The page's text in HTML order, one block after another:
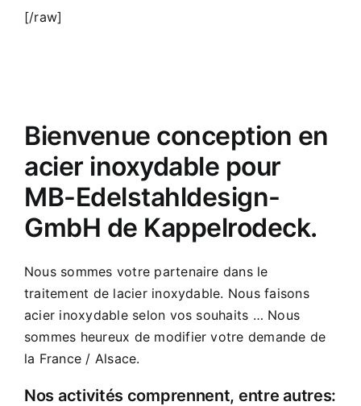
[/raw]
Bienvenue conception en
acier inoxydable pour
MB-Edelstahldesign-
GmbH de Kappelrodeck.
Nous sommes votre partenaire dans le
traitement de lacier inoxydable. Nous faisons
acier inoxydable selon vos souhaits … Nous
sommes heureux de modifier votre demande de
la France / Alsace.
Nos activités comprennent, entre autres: